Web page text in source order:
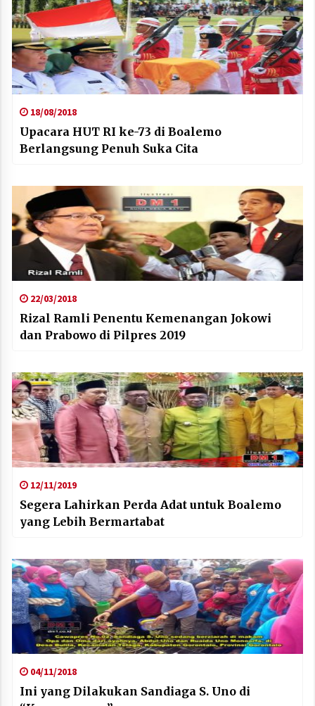
18/08/2018
Upacara HUT RI ke-73 di Boalemo
Berlangsung Penuh Suka Cita
22/03/2018
Rizal Ramli Penentu Kemenangan Jokowi
dan Prabowo di Pilpres 2019
12/11/2019
Segera Lahirkan Perda Adat untuk Boalemo
yang Lebih Bermartabat
04/11/2018
Ini yang Dilakukan Sandiaga S. Uno di